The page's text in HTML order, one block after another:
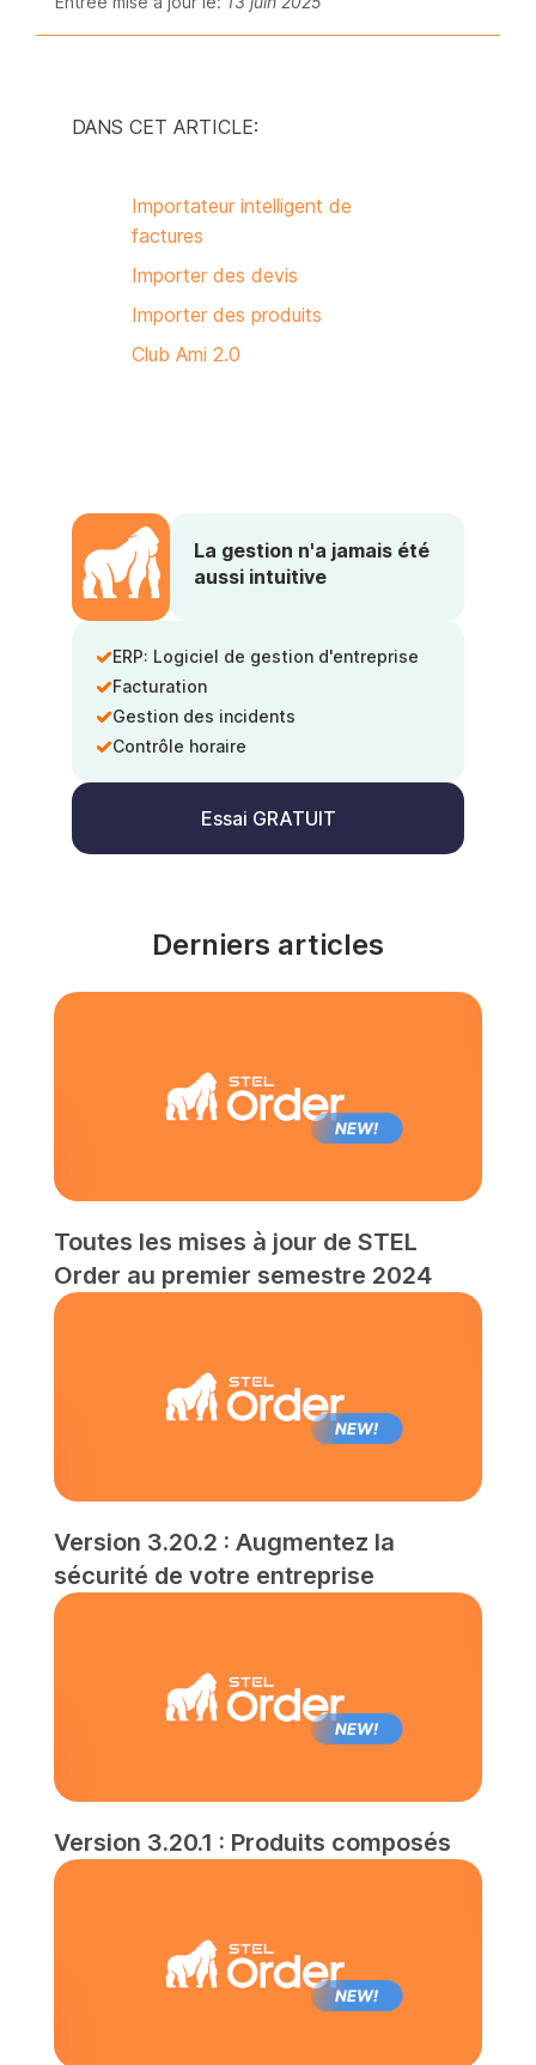
DANS CET ARTICLE:
Importateur intelligent de
factures
Importer des devis
Importer des produits
Club Ami 2.0
La gestion n'a jamais été
aussi intuitive
ERP: Logiciel de gestion d'entreprise
Facturation
Gestion des incidents
Contrôle horaire
Essai GRATUIT
Derniers articles
Toutes les mises à jour de STEL
Order au premier semestre 2024
Version 3.20.2 : Augmentez la
sécurité de votre entreprise
Version 3.20.1 : Produits composés